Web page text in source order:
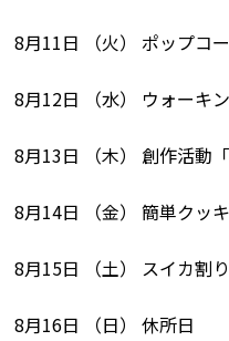
8月11日 （火） ポップコ
8月12日 （水） ウォーキ
8月13日 （木） 創作活動
8月14日 （金） 簡単クッ
8月15日 （土） スイカ割
8月16日 （日） 休所日